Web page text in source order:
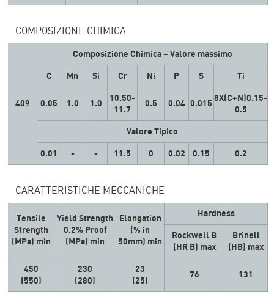
COMPOSIZIONE CHIMICA
409
Composizione Chimica – Valore massimo
C
Mn Si Cr Ni P S Ti
0.05 1.0 1.0
10.50-
11.7
0.5 0.04 0.015 8X(C+N)0.15-
0.5
Valore Tipico
0.01
- - 11.5 0 0.02 0.15 0.2
CARATTERISTICHE MECCANICHE
Tensile
Strength
(MPa) min
Yield Strength
0.2% Proof
(MPa) min
Elongation
(% in
50mm) min
Hardness
Rockwell B
(HR B) max
Brinell
(HB) max
450
(550)
230
(280)
23
(25)
76 131